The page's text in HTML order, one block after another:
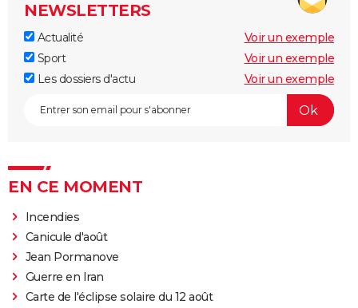
NEWSLETTERS
Actualité
Voir un exemple
Sport
Voir un exemple
Les dossiers d'actu
Voir un exemple
EN CE MOMENT
Incendies
Canicule d'août
Jean Pormanove
Guerre en Iran
Carte de l'éclipse solaire du 12 août